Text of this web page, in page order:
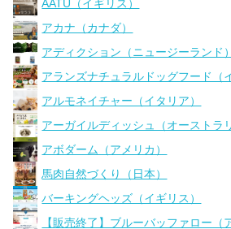
AATU（イギリス）
アカナ（カナダ）
アディクション（ニュージーランド）
アランズナチュラルドッグフード（
アルモネイチャー（イタリア）
アーガイルディッシュ（オーストラ
アボダーム（アメリカ）
馬肉自然づくり（日本）
バーキングヘッズ（イギリス）
【販売終了】ブルーバッファロー（